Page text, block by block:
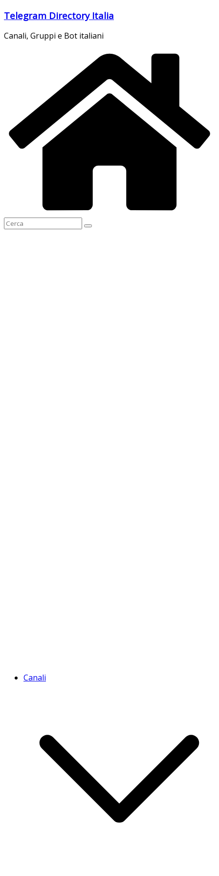
Salta
contenuto
Telegram Directory Italia
Canali, Gruppi e Bot italiani
Canali